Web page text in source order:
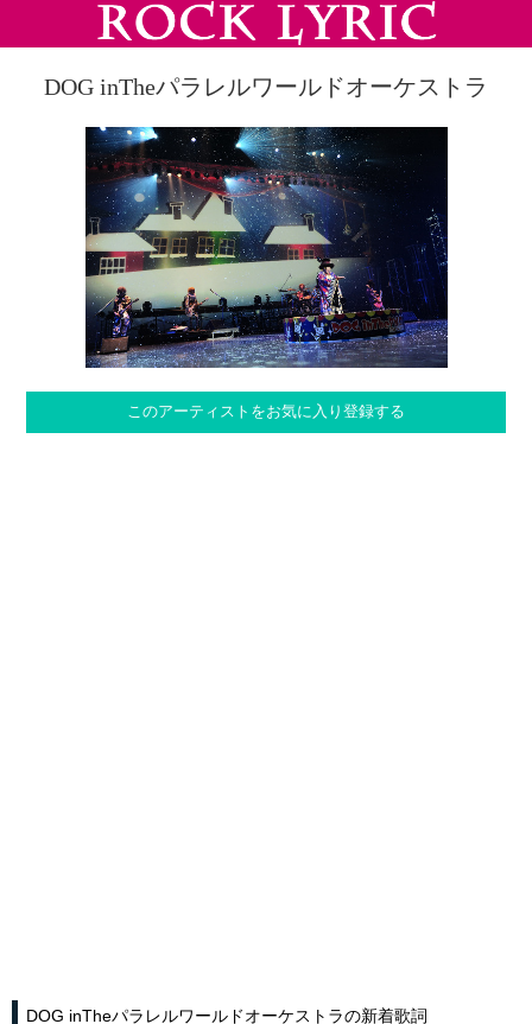
DOG inTheパラレルワールドオーケストラ
DOG inTheパラレルワールドオーケストラの新着歌詞